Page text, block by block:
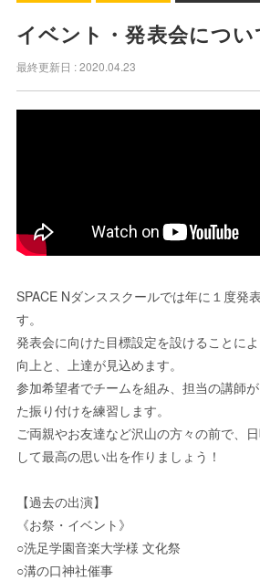
イベント・発表会につい
最終更新日 :2020.04.23
SPACE Nダンススクールでは年に１度発
す。
発表会に向けた目標設定を設けることに
向上と、上達が見込めます。
参加希望者でチームを組み、担当の講師
た振り付けを練習します。
ご両親やお友達など沢山の方々の前で、
して最高の思い出を作りましょう！
【過去の出演】
《お祭・イベント》
○洗足学園音楽大学様 文化祭
○溝の口神社催事